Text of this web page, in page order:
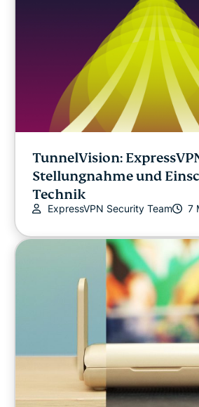
ExpressVPN for Teams
ExpressVPN News
EMPFOHLEN
Internetfreiheit
NEUESTE
Online-Sicherheit
Privatsphäre
Streaming
TunnelVision:
Stellungnahme und
Technik
ExpressVPN Security Team 7